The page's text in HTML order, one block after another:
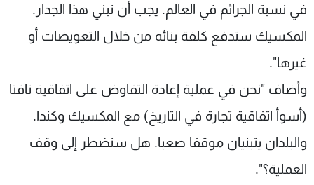
في نسبة الجرائم في العالم. يجب أن نبني هذا الجدار.
المكسيك ستدفع كلفة بنائه من خلال التعويضات أو
غيرها".
وأضاف "نحن في عملية إعادة التفاوض على اتفاقية نافتا
(أسوأ اتفاقية تجارة في التاريخ) مع المكسيك وكندا.
والبلدان يتبنيان موقفا صعبا. هل سنضطر إلى وقف
العملية؟".